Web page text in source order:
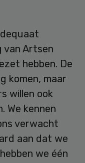
van Artsen
hebben. De
komen, maar
willen ook
We kennen
verwacht
aan dat we
we één